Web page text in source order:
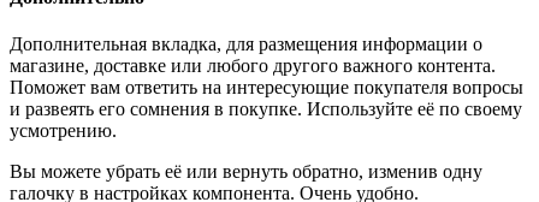
Дополнительная вкладка, для размещения информации о
магазине, доставке или любого другого важного контента.
Поможет вам ответить на интересующие покупателя вопросы
и развеять его сомнения в покупке. Используйте её по своему
усмотрению.
Вы можете убрать её или вернуть обратно, изменив одну
галочку в настройках компонента. Очень удобно.